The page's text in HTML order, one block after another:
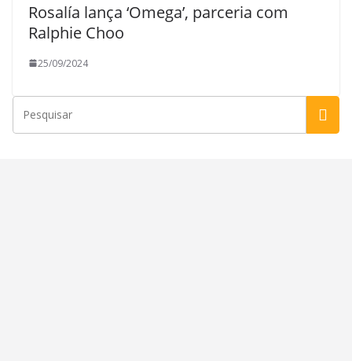
Rosalía lança ‘Omega’, parceria com
Ralphie Choo
25/09/2024